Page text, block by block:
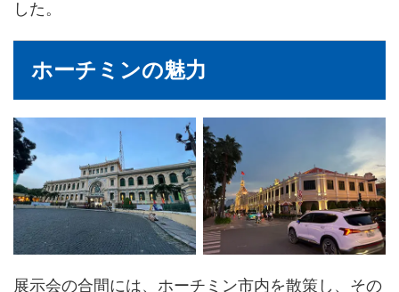
した。
ホーチミンの魅力
展示会の合間には、ホーチミン市内を散策し、その